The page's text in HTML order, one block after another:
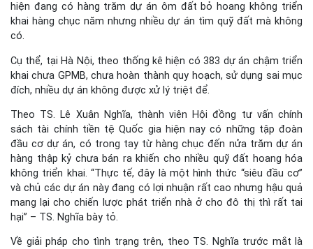
hiện đang có hàng trăm dự án ôm đất bỏ hoang không triển
khai hàng chục năm nhưng nhiều dự án tìm quỹ đất mà không
có.
Cụ thể, tại Hà Nội, theo thống kê hiện có 383 dự án chậm triển
khai chưa GPMB, chưa hoàn thành quy hoạch, sử dụng sai mục
đích, nhiều dự án không được xử lý triệt để.
Theo TS. Lê Xuân Nghĩa, thành viên Hội đồng tư vấn chính
sách tài chính tiền tệ Quốc gia hiện nay có những tập đoàn
đầu cơ dự án, có trong tay từ hàng chục đến nửa trăm dự án
hàng thập kỷ chưa bán ra khiến cho nhiều quỹ đất hoang hóa
không triển khai. “Thực tế, đây là một hình thức “siêu đầu cơ”
và chủ các dự án này đang có lợi nhuận rất cao nhưng hậu quả
mang lại cho chiến lược phát triển nhà ở cho đô thị thì rất tai
hại” – TS. Nghĩa bày tỏ.
Về giải pháp cho tình trạng trên, theo TS. Nghĩa trước mắt là